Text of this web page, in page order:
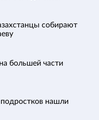
собирают
большей части
нашли